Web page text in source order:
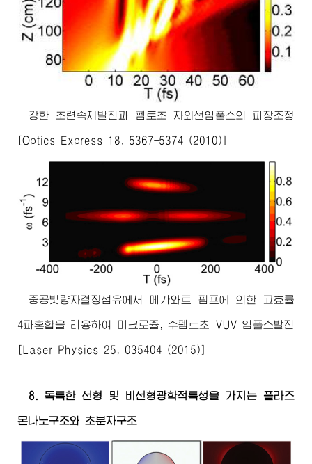
강한 초련속체발진과 펨토초 자외선임풀스의 파장조정
[Optics Express 18, 5367-5374 (2010)]
중공빛량자결정섬유에서 메가와트 펌프에 의한 고효률
4파혼합을 리용하여 미크로쥴, 수펨토초 VUV 임풀스발진
[Laser Physics 25, 035404 (2015)]
8. 독특한 선형 및 비선형광학적특성을 가지는 플라즈
몬나노구조와 초분자구조